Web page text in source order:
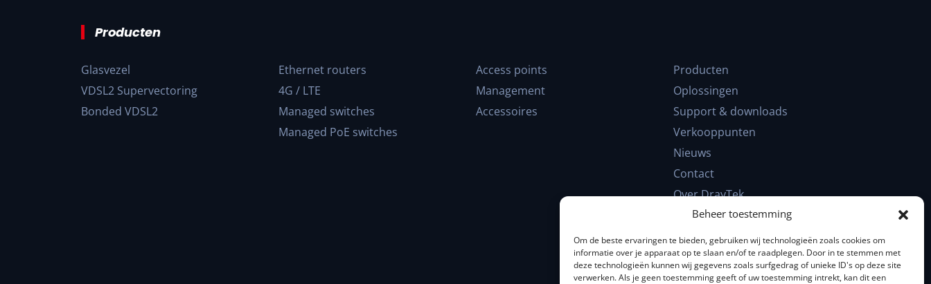
Beheer toestemming
Om de beste ervaringen te bieden, gebruiken wij technologieën zoals cookies om
informatie over je apparaat op te slaan en/of te raadplegen. Door in te stemmen met
deze technologieën kunnen wij gegevens zoals surfgedrag of unieke ID's op deze site
verwerken. Als je geen toestemming geeft of uw toestemming intrekt, kan dit een
Producten
Glasvezel
VDSL2 Supervectoring
Bonded VDSL2
Ethernet routers
4G / LTE
Managed switches
Managed PoE switches
Access points
Management
Accessoires
Producten
Oplossingen
Support & downloads
Verkooppunten
Nieuws
Contact
Over DrayTek
FAQ